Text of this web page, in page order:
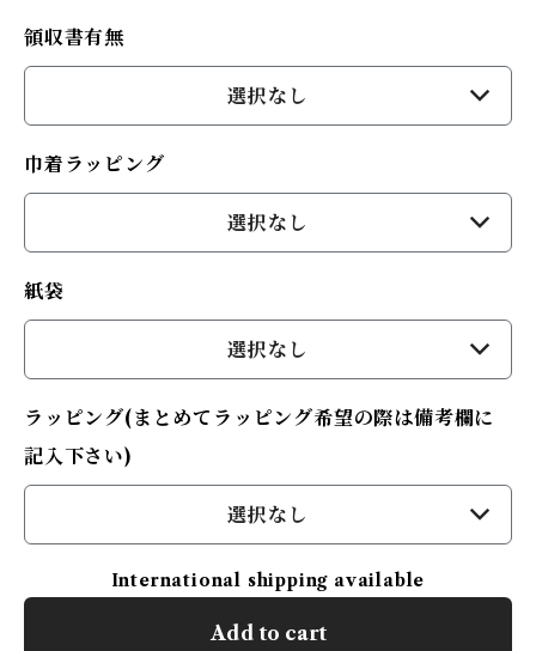
領収書有無
選択なし
巾着ラッピング
選択なし
紙袋
選択なし
ラッピング(まとめてラッピング希望の際は備考欄に
記入下さい)
選択なし
International shipping available
Add to cart